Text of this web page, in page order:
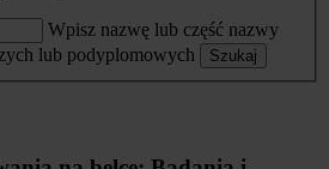
Wpisz nazwę lub część nazwy
lub podyplomowych
Szukaj